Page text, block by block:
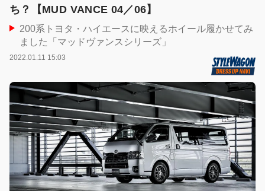
ち？【MUD VANCE 04／06】
200系トヨタ・ハイエースに映えるホイール履かせてみ
ました「マッドヴァンスシリーズ」
2022.01.11 15:03